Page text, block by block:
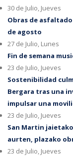
30 de Julio, Jueves
Obras de
de agosto
27 de Julio, Lunes
Fin de semana
23 de Julio, Jueves
Sostenibilidad
Bergara tras una
impulsar una
23 de Julio, Jueves
San Martin
aurten, plazako
23 de Julio, Jueves